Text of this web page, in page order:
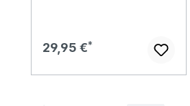
Regulärer Preis:
29,95 €